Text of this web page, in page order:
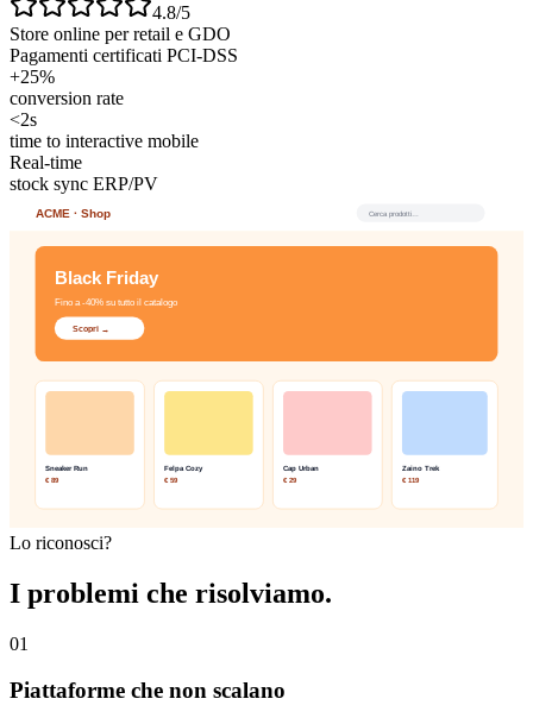
4.8/5
Store online per retail e GDO
Pagamenti certificati PCI-DSS
+25%
conversion rate
<2s
time to interactive mobile
Real-time
stock sync ERP/PV
Lo riconosci?
I problemi che risolviamo.
01
Piattaforme che non scalano